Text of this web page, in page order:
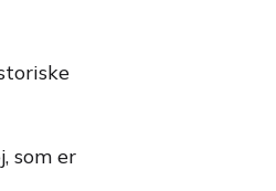
som er